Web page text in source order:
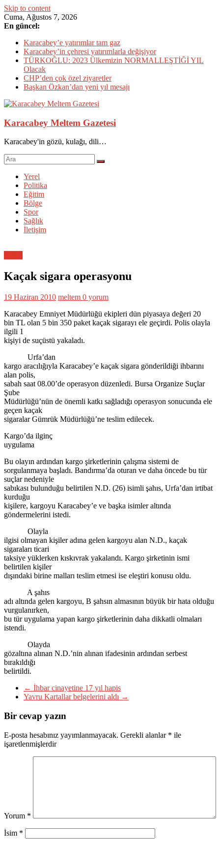
Skip to content
Cuma, Ağustos 7, 2026
En güncel:
Karacabey’e yatırımlar tam gaz
Karacabey’in çehresi yatırımlarla değişiyor
TÜRKOĞLU: 2023 Ülkemizin NORMALLEŞTİĞİ YIL
Olacak
CHP’den çok özel ziyaretler
Başkan Özkan’dan yeni yıl mesajı
Karacabey Meltem Gazetesi
Karacabey'in gözü, kulağı, dili…
Yerel
Politika
Eğitim
Bölge
Spor
Sağlık
İletişim
Kaçak sigara operasyonu
19 Haziran 2010 meltem 0 yorum
Karacabey Emniyet Müdürlüğü ekipleri dün piyasaya değeri 20
bin TL olan 5 bin 350 paket kaçak sigarayı ele geçirdi. Polis olayla
ilgili 1
kişiyi de suçüstü yakaladı.
Urfa’dan
kargo aracılığıyla Karacabey’e kaçak sigara gönderildiği ihbarını
alan polis,
sabah saat 08.00’de operasyon düzenledi. Bursa Organize Suçlar
Şube
Müdürlüğü’nün de önemli katkı sağladığı operasyon sonucunda ele
geçen kaçak
sigaralar Gümrük Müdürlüğü’ne teslim edilecek.
Kargo’da ilginç
uygulama
Bu olayın ardından kargo şirketlerinin çalışma sistemi de
sorgulanmaya başladı. Bandırma’da oturan ve daha öncede bu tür
suçlar nedeniyle
sabıkası bulunduğu belirtilen N.D. (26) isimli şahıs, Urfa’dan irtibat
kurduğu
kişilere, kargoyu Karacabey’e ve başka isimler altında
göndermelerini istedi.
Olayla
ilgisi olmayan kişiler adına gelen kargoyu alan N.D., kaçak
sigaraları ticari
taksiye yüklerken kıskıvrak yakalandı. Kargo şirketinin ismi
belirtilen kişiler
dışındaki birine malları teslim etmesi ise eleştiri konusu oldu.
A şahıs
adı altında gelen kargoyu, B şahsın almasının büyük bir hata olduğu
vurgulanırken,
bu tür uygulama yapan kargo şirketlerinin daha dikkatli olmaları
istendi.
Olayda
gözaltına alınan N.D.’nin alınan ifadesinin ardından serbest
bırakıldığı
belirtildi.
← İhbar cinayetine 17 yıl hapis
Yavru Kartallar belgelerini aldı →
Bir cevap yazın
E-posta hesabınız yayımlanmayacak. Gerekli alanlar * ile
işaretlenmişlerdir
Yorum *
İsim *